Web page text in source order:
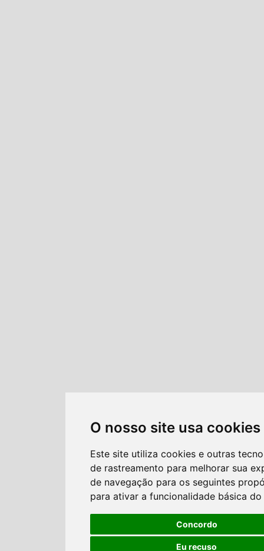
O nosso site usa cookies
Este site utiliza cookies e outras
de rastreamento para melhorar sua
de navegação para os seguintes
para ativar a funcionalidade básica
Concordo
Eu recuso